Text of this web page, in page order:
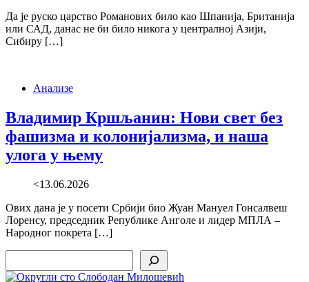
Да је руско царство Романових било као Шпанија, Британија
или САД, данас не би било никога у централној Азији,
Сибиру […]
Анализе
Владимир Кршљанин: Нови свет без
фашизма и колонијализма, и наша
улога у њему
<13.06.2026
Ових дана је у посети Србији био Жуан Мануел Гонсалвеш
Лоренсу, председник Републике Анголе и лидер МПЛА –
Народног покрета […]